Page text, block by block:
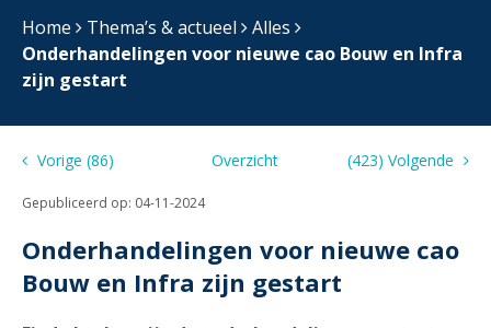
Home Thema’s & actueel
Alles
Onderhandelingen voor nieuwe cao Bouw en Infra
zijn gestart
Vorige (86) Overzicht (423) Volgende
Gepubliceerd op: 04-11-2024
Onderhandelingen voor nieuwe cao
Bouw en Infra zijn gestart